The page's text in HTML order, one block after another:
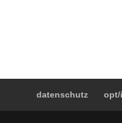
datenschutz opt/